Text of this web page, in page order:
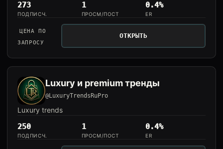
273
ПОДПИСЧ.
1
ПРОСМ/ПОСТ
0.4%
ER
ЦЕНА ПО
ЗАПРОСУ
ОТКРЫТЬ
Luxury и premium тренды
@LuxuryTrendsRuPro
Luxury trends
250
ПОДПИСЧ.
1
ПРОСМ/ПОСТ
0.4%
ER